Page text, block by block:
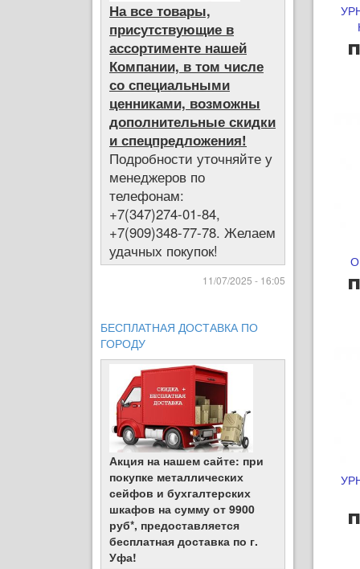
На все товары,
присутствующие в
ассортименте нашей
Компании, в том числе
со специальными
ценниками, возможны
дополнительные скидки
и спецпредложения!
Подробности уточняйте у
менеджеров по
телефонам:
+7(347)274-01-84,
+7(909)348-77-78. Желаем
удачных покупок!
11/07/2025 - 16:05
БЕСПЛАТНАЯ ДОСТАВКА ПО
ГОРОДУ
Акция на нашем сайте: при
покупке металлических
сейфов и бухгалтерских
шкафов на сумму от 9900
руб*, предоставляется
бесплатная доставка по г.
Уфа!